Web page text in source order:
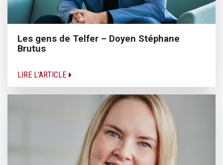
Les gens de Telfer – Doyen Stéphane
Brutus
LIRE L'ARTICLE